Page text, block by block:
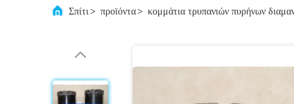
Σπίτι> προϊόντα> κομμάτια τρυπανιών πυρήνων